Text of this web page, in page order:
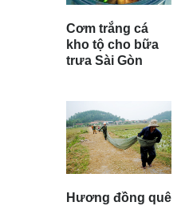
Cơm trắng cá
kho tộ cho bữa
trưa Sài Gòn
Hương đồng quê